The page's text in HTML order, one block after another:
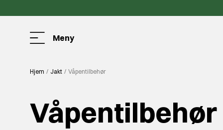
Meny
Hjem Jakt Våpentilbehør
Våpentilbehør